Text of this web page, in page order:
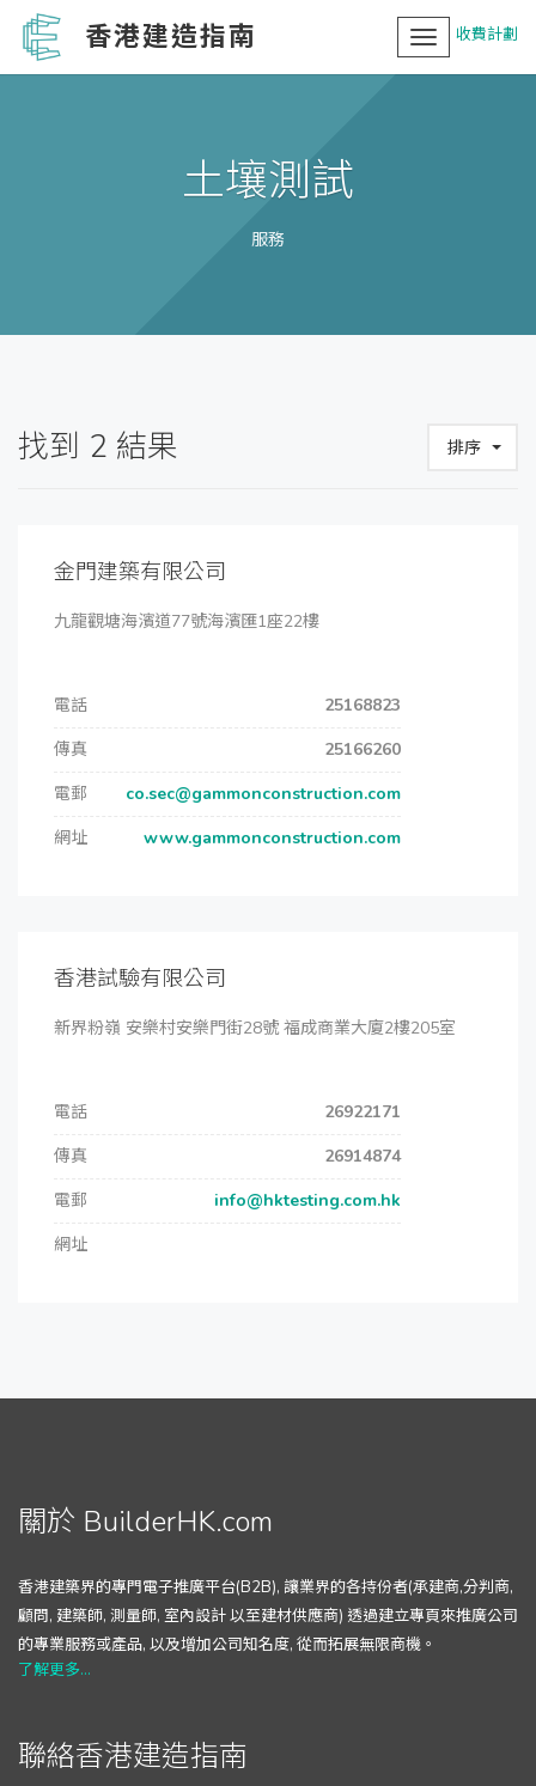
香港建造指南 收費計劃
Toggle
navigation
土壤測試
服務
找到 2 結果 排序
金門建築有限公司
九龍觀塘海濱道77號海濱匯1座22樓
電話
25168823
傳真
25166260
電郵
co.sec@gammonconstruction.com
網址
www.gammonconstruction.com
香港試驗有限公司
新界粉嶺 安樂村安樂門街28號 福成商業大廈2樓205室
電話
26922171
傳真
26914874
電郵
info@hktesting.com.hk
網址
關於 BuilderHK.com
香港建築界的專門電子推廣平台(B2B), 讓業界的各持份者(承建商,分判商,
顧問, 建築師, 測量師, 室內設計 以至建材供應商) 透過建立專頁來推廣公司
的專業服務或產品, 以及增加公司知名度, 從而拓展無限商機。
了解更多...
聯絡香港建造指南